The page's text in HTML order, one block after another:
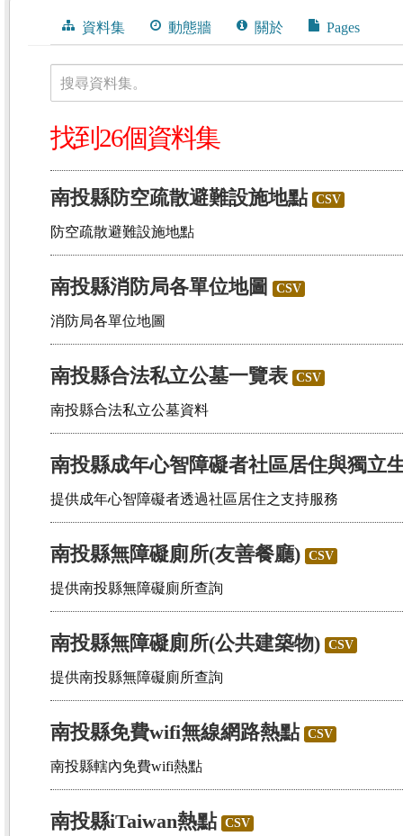
資料集 動態牆 關於 Pages
搜尋資料集。
找到26個資料集
南投縣防空疏散避難設施地點 CSV
防空疏散避難設施地點
南投縣消防局各單位地圖 CSV
消防局各單位地圖
南投縣合法私立公墓一覽表 CSV
南投縣合法私立公墓資料
南投縣成年心智障礙者社區居住與獨立
提供成年心智障礙者透過社區居住之支持服務
南投縣無障礙廁所(友善餐廳) CSV
提供南投縣無障礙廁所查詢
南投縣無障礙廁所(公共建築物) CSV
提供南投縣無障礙廁所查詢
南投縣免費wifi無線網路熱點 CSV
南投縣轄內免費wifi熱點
南投縣iTaiwan熱點 CSV